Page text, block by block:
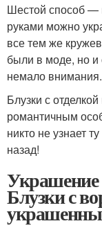
Шестой способ —
руками можно
все тем же
были в моде, но и
немало внимания.
Блузки с
романтичным
никто не узнает
назад!
Украшение
Блузки с